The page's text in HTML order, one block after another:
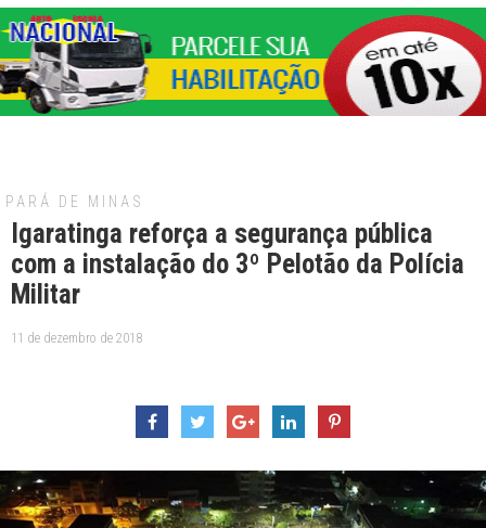
PARÁ DE MINAS
Igaratinga reforça a segurança pública
com a instalação do 3º Pelotão da Polícia
Militar
11 de dezembro de 2018